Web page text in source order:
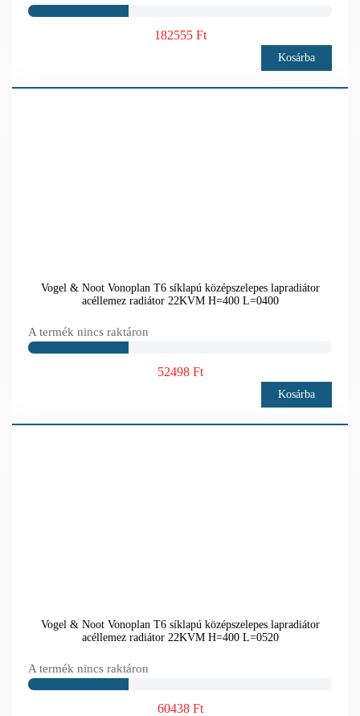
182555 Ft
Kosárba
Vogel & Noot Vonoplan T6 síklapú középszelepes lapradiátor
acéllemez radiátor 22KVM H=400 L=0400
A termék nincs raktáron
52498 Ft
Kosárba
Vogel & Noot Vonoplan T6 síklapú középszelepes lapradiátor
acéllemez radiátor 22KVM H=400 L=0520
A termék nincs raktáron
60438 Ft